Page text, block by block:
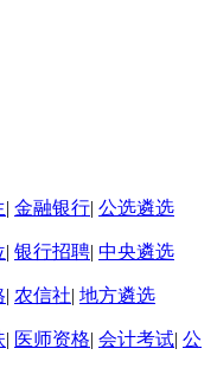
| 金融银行| 公选遴选
| 银行招聘| 中央遴选
| 农信社| 地方遴选
| 医师资格| 会计考试| 公